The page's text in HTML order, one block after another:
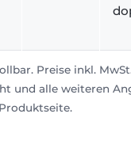
Preise inkl.
und alle weiteren